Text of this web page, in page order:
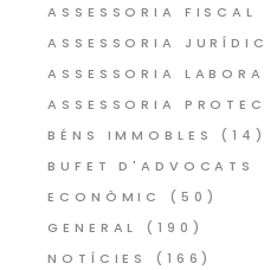
ASSESSORIA FISCAL
ASSESSORIA
ASSESSORIA
ASSESSORIA
BÉNS IMMOBLES
(14)
BUFET D'ADVOCATS
ECONÒMIC
(50)
GENERAL
(190)
NOTÍCIES
(166)